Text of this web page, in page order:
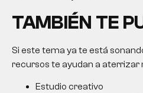
TAMBIÉN TE
Si este tema ya te está
recursos te ayudan a aterrizar
Estudio creativo